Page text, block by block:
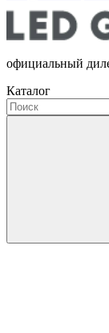
официальный
Каталог